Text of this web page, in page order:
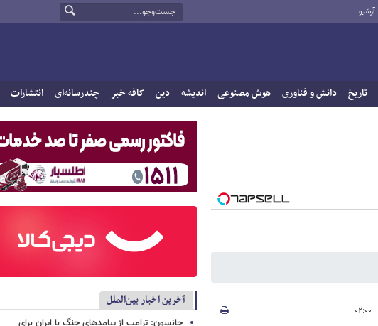
آرشیو
تاریخ دانش و فناوری هوش مصنوعی اندیشه دین کافه خبر چندرسانه‌ای انتشارات
آخرین اخبار بین‌الملل
جانسون: ترامپ از پیامدهای جنگ با ایران برای